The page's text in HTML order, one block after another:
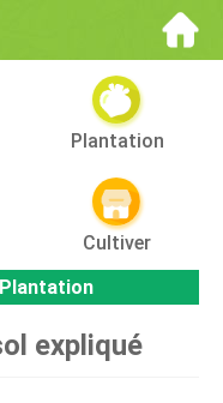
Plantation
Cultiver
Plantation
expliqué